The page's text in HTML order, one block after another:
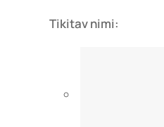
Tikitav nimi: